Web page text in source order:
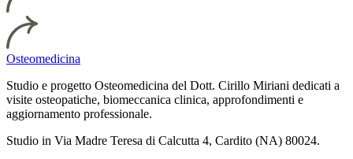
Osteomedicina
Studio e progetto Osteomedicina del Dott. Cirillo Miriani dedicati a
visite osteopatiche, biomeccanica clinica, approfondimenti e
aggiornamento professionale.
Studio in Via Madre Teresa di Calcutta 4, Cardito (NA) 80024.